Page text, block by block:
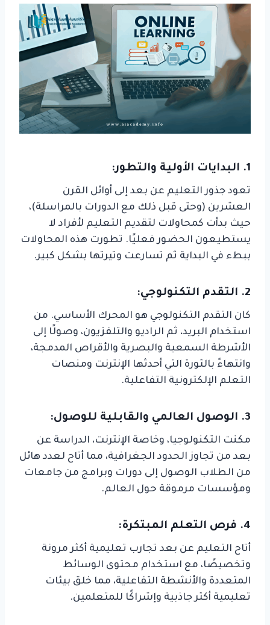
1. البدايات الأولية والتطور:
تعود جذور التعليم عن بعد إلى أوائل القرن
العشرين (وحتى قبل ذلك مع الدورات بالمراسلة)،
حيث بدأت كمحاولات لتقديم التعليم لأفراد لا
يستطيعون الحضور فعليًا. تطورت هذه المحاولات
ببطء في البداية ثم تسارعت وتيرتها بشكل كبير.
2. التقدم التكنولوجي:
كان التقدم التكنولوجي هو المحرك الأساسي. من
استخدام البريد، ثم الراديو والتلفزيون، وصولًا إلى
الأشرطة السمعية والبصرية والأقراص المدمجة،
وانتهاءً بالثورة التي أحدثها الإنترنت ومنصات
التعلم الإلكترونية التفاعلية.
3. الوصول العالمي والقابلية للوصول:
مكنت التكنولوجيا، وخاصة الإنترنت، الدراسة عن
بعد من تجاوز الحدود الجغرافية، مما أتاح لعدد هائل
من الطلاب الوصول إلى دورات وبرامج من جامعات
ومؤسسات مرموقة حول العالم.
4. فرص التعلم المبتكرة:
أتاح التعليم عن بعد تجارب تعليمية أكثر مرونة
وتخصيصًا، مع استخدام محتوى الوسائط
المتعددة والأنشطة التفاعلية، مما خلق بيئات
تعليمية أكثر جاذبية وإشراكًا للمتعلمين.